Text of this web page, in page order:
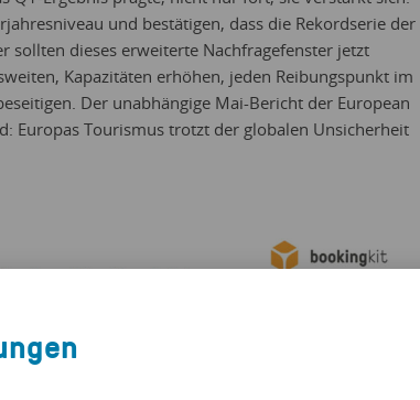
und bestätigen, dass die Rekordserie der
sollten dieses erweiterte Nachfragefenster jetzt
Kapazitäten erhöhen, jeden Reibungspunkt im
Der unabhängige Mai-Bericht der European
Europas Tourismus trotzt der globalen Unsicherheit